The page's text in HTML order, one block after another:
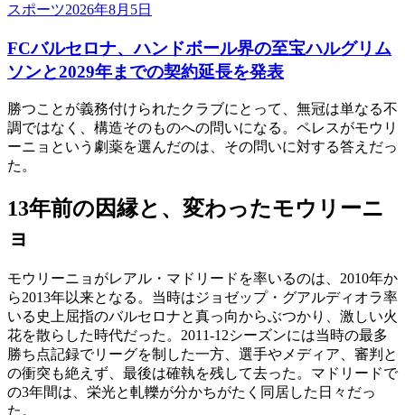
スポーツ2026年8月5日
FCバルセロナ、ハンドボール界の至宝ハルグリム
ソンと2029年までの契約延長を発表
勝つことが義務付けられたクラブにとって、無冠は単なる不
調ではなく、構造そのものへの問いになる。ペレスがモウリ
ーニョという劇薬を選んだのは、その問いに対する答えだっ
た。
13年前の因縁と、変わったモウリーニ
ョ
モウリーニョがレアル・マドリードを率いるのは、2010年か
ら2013年以来となる。当時はジョゼップ・グアルディオラ率
いる史上屈指のバルセロナと真っ向からぶつかり、激しい火
花を散らした時代だった。2011-12シーズンには当時の最多
勝ち点記録でリーグを制した一方、選手やメディア、審判と
の衝突も絶えず、最後は確執を残して去った。マドリードで
の3年間は、栄光と軋轢が分かちがたく同居した日々だっ
た。